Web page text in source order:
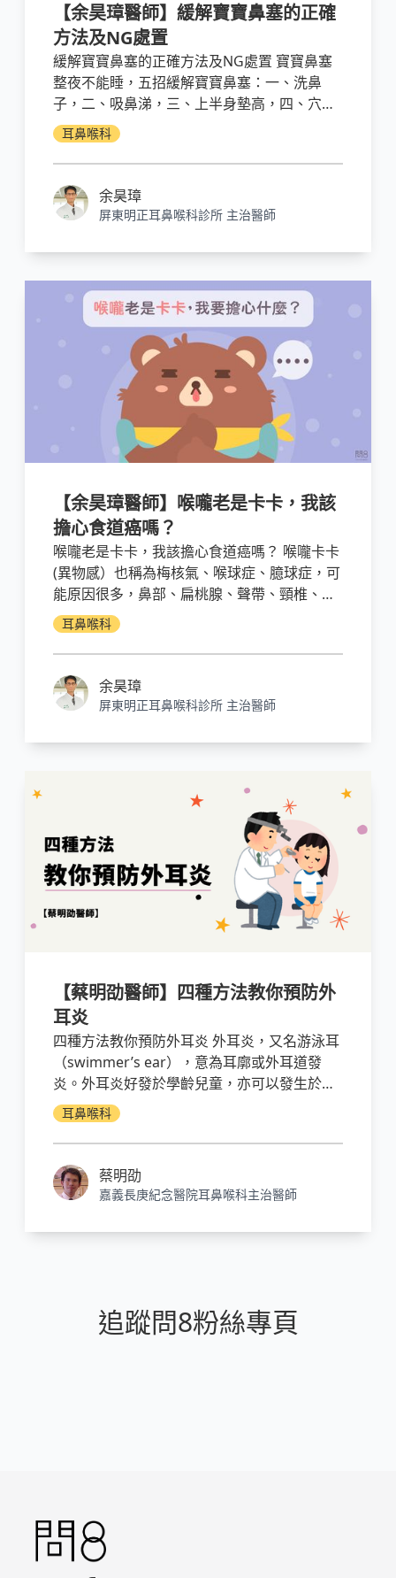
【余昊璋醫師】緩解寶寶鼻塞的正確
方法及NG處置
緩解寶寶鼻塞的正確方法及NG處置 寶寶鼻塞
整夜不能睡，五招緩解寶寶鼻塞：一、洗鼻
子，二、吸鼻涕，三、上半身墊高，四、穴位
按摩，五、加溼器或蒸氣機。NG處置有：一、
買「專治鼻塞」的鼻噴劑來給寶寶用，二、在
鼻部周圍塗抹綠油金或萬金油，三、家長用自
己的嘴巴吸寶寶鼻涕，四、生薑貼腳、蔥白滴
鼻。小孩子(尤其兩歲以下)的治療方式不同於
來看，介入太多常常是多做多錯，往往順其自
耳鼻喉科
余昊璋
屏東明正耳鼻喉科診所 主治醫師
【余昊璋醫師】喉嚨老是卡卡，我該
擔心食道癌嗎？
喉嚨老是卡卡，我該擔心食道癌嗎？ 喉嚨卡卡
(異物感）也稱為梅核氣、喉球症、臆球症，可
能原因很多，鼻部、扁桃腺、聲帶、頸椎、甲
狀腺、食道、胃部疾病都有可能，其他如內分
泌、自律神經失調，焦慮、壓力等等都有相
關，一般而言，此類症狀常診斷為「慢性咽喉
炎」
耳鼻喉科
余昊璋
屏東明正耳鼻喉科診所 主治醫師
【蔡明劭醫師】四種方法教你預防外
耳炎
四種方法教你預防外耳炎 外耳炎，又名游泳耳
（swimmer’s ear），意為耳廓或外耳道發
炎。外耳炎好發於學齡兒童，亦可以發生於任
何年齡。外耳炎好發於夏季，因為天熱，戲水
比例高，空氣潮濕，較易引發細菌或黴菌感
染。外耳道病原多為細菌性，只有少數為黴
菌。
耳鼻喉科
蔡明劭
嘉義長庚紀念醫院耳鼻喉科主治醫師
追蹤問8粉絲專頁